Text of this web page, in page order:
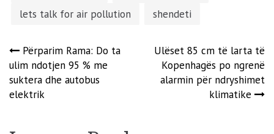
lets talk for air pollution
shendeti
Post
navigation
Përparim Rama: Do ta
ulim ndotjen 95 % me
suktera dhe autobus
elektrik
Ulëset 85 cm të larta të
Kopenhagës po ngrenë
alarmin për ndryshimet
klimatike